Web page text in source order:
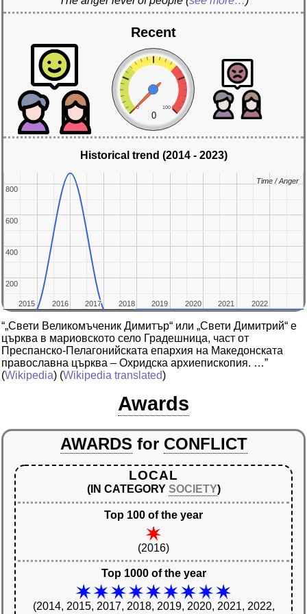
Recent
0 100
0
Historical trend (2014 - 2023)
2015
2015 2016
2016 2017
2017 2018
2018 2019
2019 2020
2020 2021
2021 2022
2022
200
200
400
400
600
600
800
800
Time / Anger
Time / Anger
“„Свети Великомъченик Димитър“ или „Свети Димитрий“ е
църква в мариовското село Градешница, част от
Преспанско-Пелагонийската епархия на Македонската
православна църква – Охридска архиепископия. …”
(Wikipedia) (Wikipedia translated)
Awards
AWARDS for CONFLICT
LOCAL
(IN CATEGORY SOCIETY)
Top 100 of the year
(2016)
Top 1000 of the year
(2014, 2015, 2017, 2018, 2019, 2020, 2021, 2022,